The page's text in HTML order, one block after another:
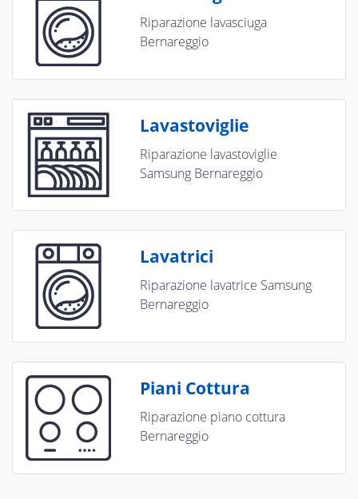
Riparazione lavasciuga
Bernareggio
Lavastoviglie
Riparazione lavastoviglie
Samsung Bernareggio
Lavatrici
Riparazione lavatrice Samsung
Bernareggio
Piani Cottura
Riparazione piano cottura
Bernareggio